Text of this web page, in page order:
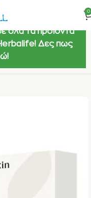
0
όλα τα προϊόντα
Δες πως